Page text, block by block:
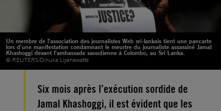
Un membre de l'association des journalistes Web sri-lankais tient une pancarte
lors d'une manifestation condamnant le meurtre du journaliste assassiné Jamal
Khashoggi devant l'ambassade saoudienne à Colombo, au Sri Lanka.
© REUTERS/Dinuka Liyanawatte
Six mois après l’exécution sordide de
Jamal Khashoggi, il est évident que les